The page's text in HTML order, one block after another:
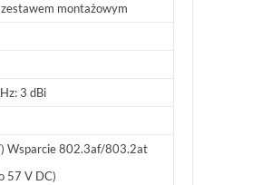
montażowym
3 dBi
Wsparcie 802.3af/803.2at
57 V DC)